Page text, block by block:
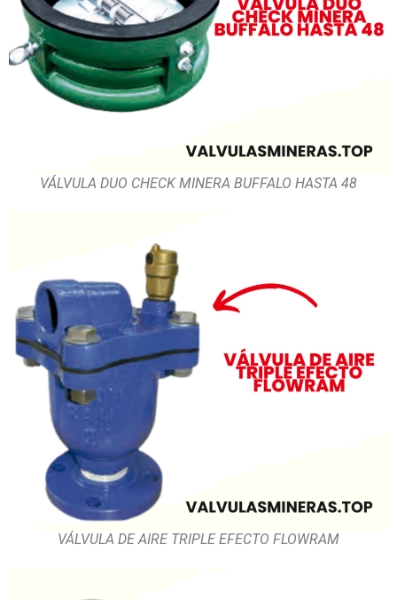
VÁLVULA DUO CHECK MINERA BUFFALO HASTA 48
VÁLVULA DE AIRE TRIPLE EFECTO FLOWRAM